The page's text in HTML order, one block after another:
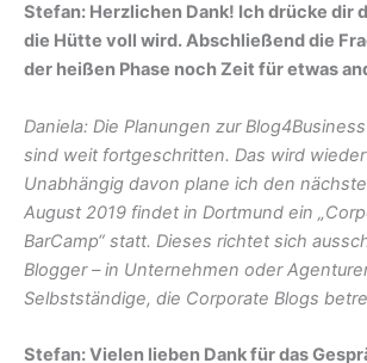
Stefan: Herzlichen Dank! Ich drücke dir
die Hütte voll wird. Abschließend die
der heißen Phase noch Zeit für etwas
Daniela: Die Planungen zur
sind weit fortgeschritten. Das wird
Unabhängig davon plane ich den
August 2019 findet in Dortmund ein
BarCamp“ statt. Dieses richtet sich
Blogger – in Unternehmen oder
Selbstständige, die Corporate Blogs
Stefan: Vielen lieben Dank für das